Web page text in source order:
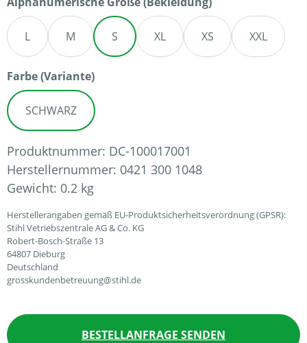
L M S XL XS XXL
Farbe (Variante)auswählen
SCHWARZ
Produktnummer: DC-100017001
Herstellernummer: 0421 300 1048
Gewicht: 0.2 kg
Herstellerangaben gemäß EU-Produktsicherheitsverordnung (GPSR):
Stihl Vetriebszentrale AG & Co. KG
Robert-Bosch-Straße 13
64807 Dieburg
Deutschland
grosskundenbetreuung@stihl.de
BESTELLANFRAGE SENDEN